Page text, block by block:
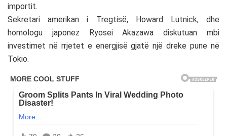
importit.
Sekretari amerikan i Tregtisë, Howard Lutnick, dhe
homologu japonez Ryosei Akazawa diskutuan mbi
investimet në rrjetet e energjisë gjatë një dreke pune në
Tokio.